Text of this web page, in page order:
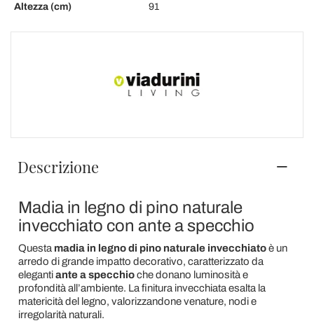
Altezza (cm)
91
Descrizione
Madia in legno di pino naturale
invecchiato con ante a specchio
Questa madia in legno di pino naturale invecchiatoè un
arredo di grande impatto decorativo, caratterizzato da
elegantiante a specchioche donano luminosità e
profondità all’ambiente. La finitura invecchiata esalta la
matericità del legno, valorizzandone venature, nodi e
irregolarità naturali.